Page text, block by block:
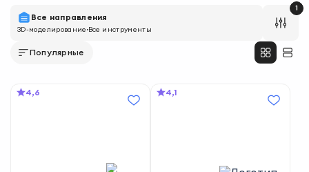
Все направления
3D-моделирование Все инструменты
1
Популярные
4,6 4,1